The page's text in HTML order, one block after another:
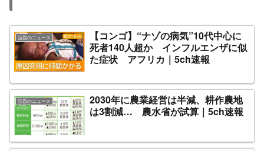
話題のニュース
【コンゴ】“ナゾの病気”10代中心に
死者140人超か インフルエンザに似
た症状 アフリカ｜5ch速報
話題のニュース
2030年に農業経営は半減、耕作農地
は3割減… 農水省が試算｜5ch速報